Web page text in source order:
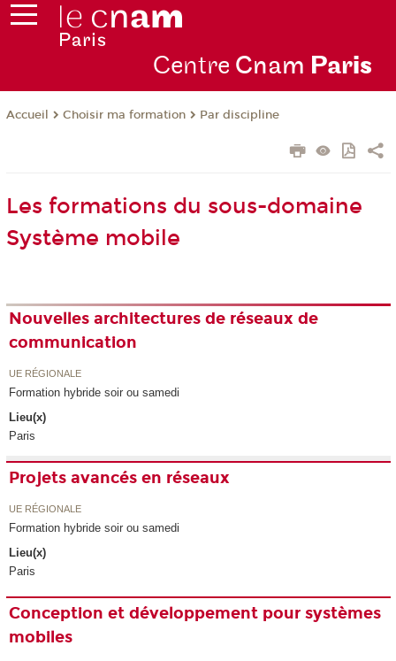
Centre Cnam Paris
Accueil Choisir ma formation Par discipline
Les formations du sous-domaine
Système mobile
Nouvelles architectures de réseaux de
communication
UE RÉGIONALE
Formation hybride soir ou samedi
Lieu(x)
Paris
Projets avancés en réseaux
UE RÉGIONALE
Formation hybride soir ou samedi
Lieu(x)
Paris
Conception et développement pour systèmes
mobiles